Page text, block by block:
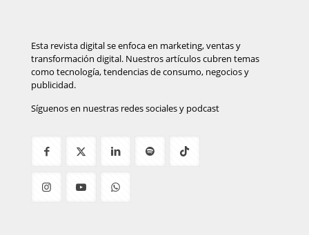
Esta revista digital se enfoca en marketing, ventas y
transformación digital. Nuestros artículos cubren temas
como tecnología, tendencias de consumo, negocios y
publicidad.
Síguenos en nuestras redes sociales y podcast